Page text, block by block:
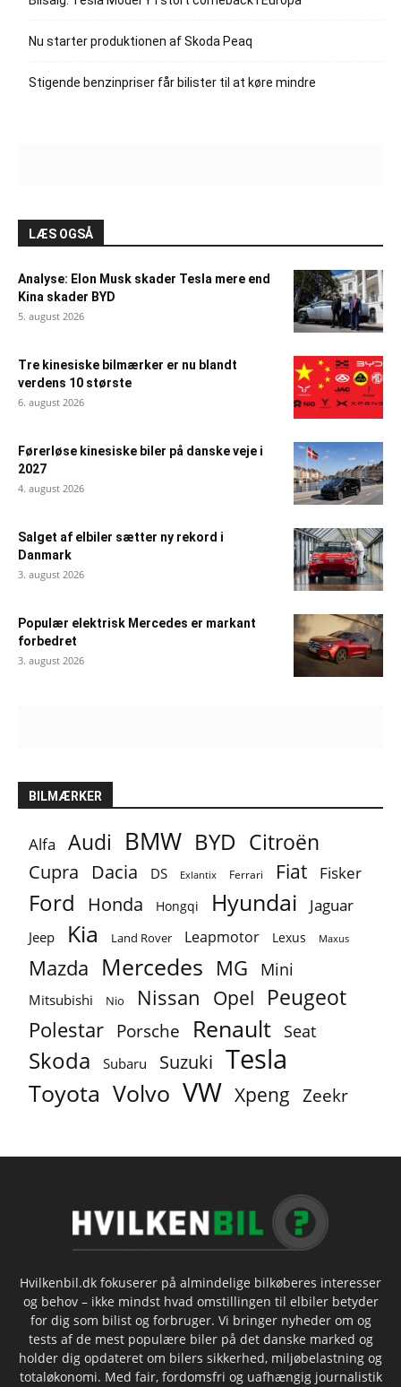
Nu starter produktionen af Skoda Peaq
Stigende benzinpriser får bilister til at køre mindre
LÆS OGSÅ
Analyse: Elon Musk skader Tesla mere end
Kina skader BYD
5. august 2026
Tre kinesiske bilmærker er nu blandt
verdens 10 største
6. august 2026
Førerløse kinesiske biler på danske veje i
2027
4. august 2026
Salget af elbiler sætter ny rekord i
Danmark
3. august 2026
Populær elektrisk Mercedes er markant
forbedret
3. august 2026
BILMÆRKER
Alfa Audi BMW BYD Citroën
Cupra Dacia DS Exlantix Ferrari Fiat Fisker
Ford Honda Hongqi Hyundai Jaguar
Jeep Kia Land Rover Leapmotor Lexus Maxus
Mazda Mercedes MG Mini
Mitsubishi Nio Nissan Opel Peugeot
Polestar Porsche Renault Seat
Skoda Subaru Suzuki Tesla
Toyota Volvo VW Xpeng Zeekr
Hvilkenbil.dk fokuserer på almindelige bilkøberes interesser
og behov – ikke mindst hvad omstillingen til elbiler betyder
for dig som bilist og forbruger. Vi bringer nyheder om og
tests af de mest populære biler på det danske marked og
holder dig opdateret om bilers sikkerhed, miljøbelastning og
totaløkonomi. Med fair, fordomsfri og uafhængig journalistik